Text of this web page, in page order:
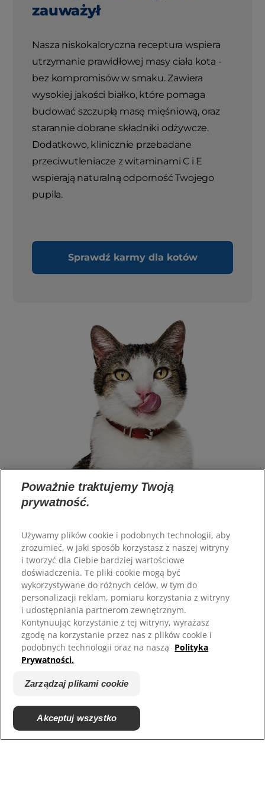
zauważył
Nasza niskokaloryczna receptura wspiera
utrzymanie prawidłowej masy ciała kota -
bez kompromisów w smaku. Zawiera
wysokiej jakości białko, które pomaga
budować szczupłą masę mięśniową, oraz
starannie dobrane składniki odżywcze.
Dodatkowo, klinicznie przebadane
przeciwutleniacze z witaminami C i E
wspierają naturalną odporność Twojego
pupila.
Sprawdź karmy dla kotów
Wybór języka
Zasoby
Kontakt
Mapa strony
Nasze strony
Hill’s Vet
Kariera
Poważnie traktujemy Twoją
prywatność.
Używamy plików cookie i podobnych technologii, aby
zrozumieć, w jaki sposób korzystasz z naszej witryny
i tworzyć dla Ciebie bardziej wartościowe
doświadczenia. Te pliki cookie mogą być
wykorzystywane do różnych celów, w tym do
personalizacji reklam, pomiaru korzystania z witryny
i udostępniania partnerom zewnętrznym.
Kontynuując korzystanie z tej witryny, wyrażasz
zgodę na korzystanie przez nas z plików cookie i
podobnych technologii oraz na naszą Polityka
Prywatności.
Zarządzaj plikami cookie
Akceptuj wszystko